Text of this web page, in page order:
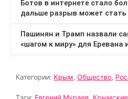
Категории: Крым, Общество,
Тэги: Евгений Мураев